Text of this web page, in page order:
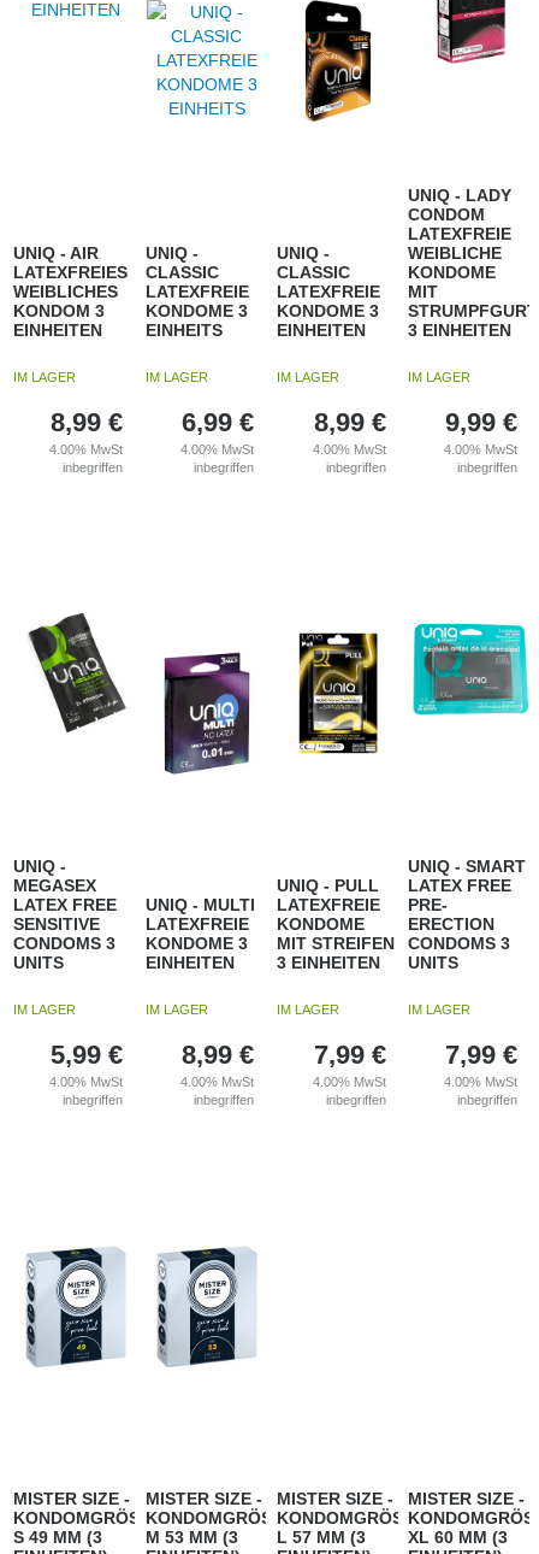
UNIQ - AIR
LATEXFREIES
WEIBLICHES
KONDOM 3
EINHEITEN
IM LAGER
8,99 €
4.00% MwSt
inbegriffen
UNIQ -
CLASSIC
LATEXFREIE
KONDOME 3
EINHEITS
IM LAGER
6,99 €
4.00% MwSt
inbegriffen
UNIQ -
CLASSIC
LATEXFREIE
KONDOME 3
EINHEITEN
IM LAGER
8,99 €
4.00% MwSt
inbegriffen
UNIQ - LADY
CONDOM
LATEXFREIE
WEIBLICHE
KONDOME
MIT
STRUMPFGURT
3 EINHEITEN
IM LAGER
9,99 €
4.00% MwSt
inbegriffen
UNIQ -
MEGASEX
LATEX FREE
SENSITIVE
CONDOMS 3
UNITS
IM LAGER
5,99 €
4.00% MwSt
inbegriffen
UNIQ - MULTI
LATEXFREIE
KONDOME 3
EINHEITEN
IM LAGER
8,99 €
4.00% MwSt
inbegriffen
UNIQ - PULL
LATEXFREIE
KONDOME
MIT STREIFEN
3 EINHEITEN
IM LAGER
7,99 €
4.00% MwSt
inbegriffen
UNIQ - SMART
LATEX FREE
PRE-
ERECTION
CONDOMS 3
UNITS
IM LAGER
7,99 €
4.00% MwSt
inbegriffen
MISTER SIZE -
KONDOMGRÖSSE
S 49 MM (3
MISTER SIZE -
KONDOMGRÖSSE
M 53 MM (3
MISTER SIZE -
KONDOMGRÖSSE
L 57 MM (3
MISTER SIZE -
XL 60 MM (3